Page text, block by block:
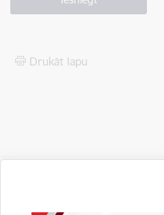
Drukāt lapu